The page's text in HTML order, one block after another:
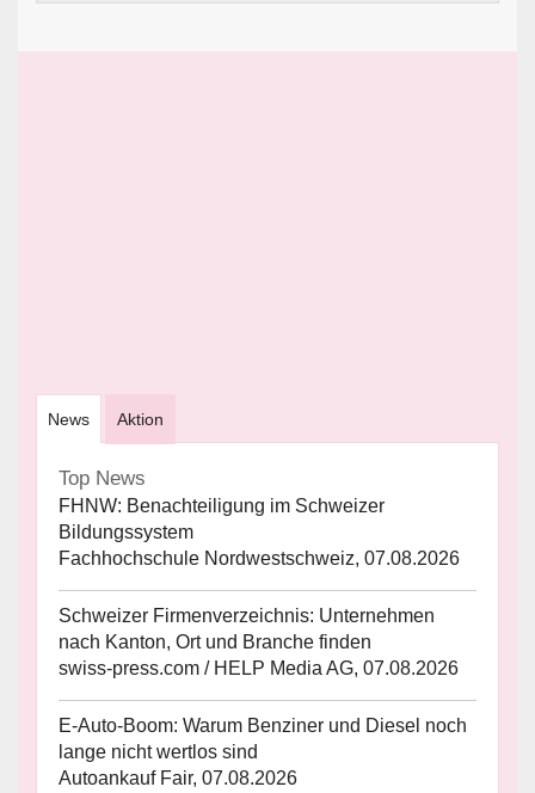
News Aktion
Top News
FHNW: Benachteiligung im Schweizer
Bildungssystem
Fachhochschule Nordwestschweiz, 07.08.2026
Schweizer Firmenverzeichnis: Unternehmen
nach Kanton, Ort und Branche finden
swiss-press.com / HELP Media AG, 07.08.2026
E-Auto-Boom: Warum Benziner und Diesel noch
lange nicht wertlos sind
Autoankauf Fair, 07.08.2026